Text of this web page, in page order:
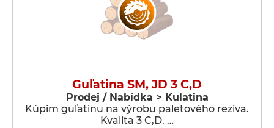
Guľatina SM, JD 3 C,D
Prodej / Nabídka > Kulatina
Kúpim guľatinu na výrobu paletového reziva.
Kvalita 3 C,D. …